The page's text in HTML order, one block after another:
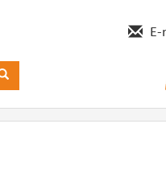
E-